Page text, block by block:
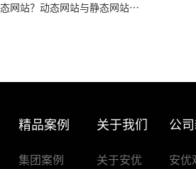
网站？动态网站与静态网站如
精品案例
集团案例
关于我们
关于安优
公
安优